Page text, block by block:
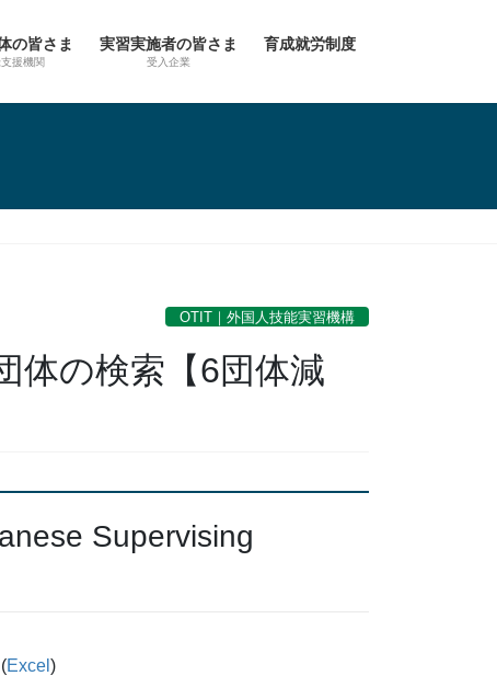
の皆さま
援機関
実習実施者の皆さま
受入企業
育成就労制度
OTIT｜外国人技能実習機構
体の検索【6団体減
Supervising
Excel )